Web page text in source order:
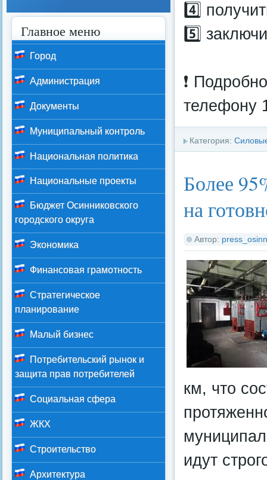
4️⃣
5️⃣
❗️
телефону
Категория:
Более
на
Автор:
км, что
идут
Главное меню
Город
Администрация
Документы
Муниципальный контроль
Национальная политика
Национальные проекты
Бюджет Осинниковского
городского округа
Экономика
Финансовая грамотность
Стратегическое
планирование
Малый бизнес
Потребительский рынок и
защита прав потребителей
Социальная сфера
ЖКХ
Строительство
Архитектура